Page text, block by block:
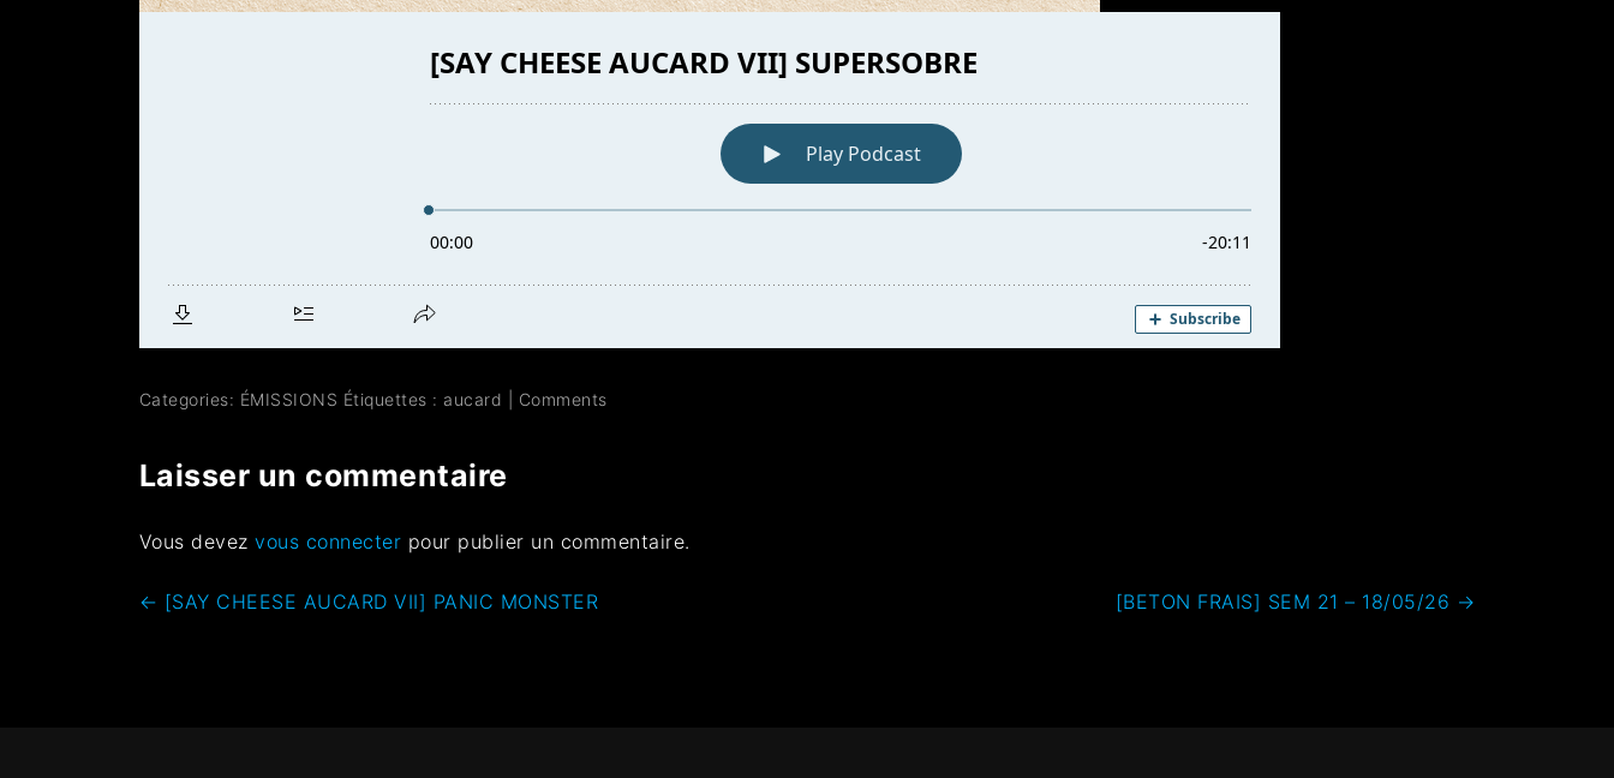
Categories: ÉMISSIONS Étiquettes : aucard Comments
Laisser un commentaire
Vous devezvous connecter pour publier un commentaire.
← [SAY CHEESE AUCARD VII] PANIC MONSTER [BETON FRAIS] SEM 21 – 18/05/26 →